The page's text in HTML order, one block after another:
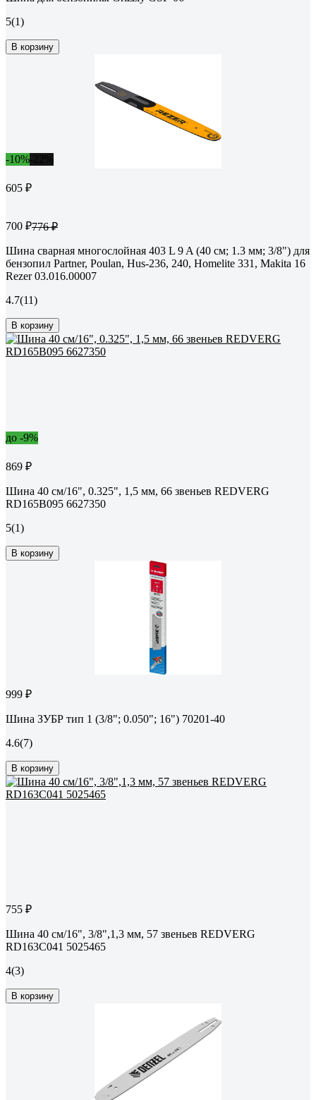
5(1)
В корзину
-10%
605 ₽
700 ₽776 ₽
Шина сварная многослойная 403 L 9 A (40 см; 1.3 мм; 3/8") для
бензопил Partner, Poulan, Hus-236, 240, Homelite 331, Makita 16
Rezer 03.016.00007
4.7(11)
В корзину
до -9%
869 ₽
Шина 40 см/16", 0.325", 1,5 мм, 66 звеньев REDVERG
RD165B095 6627350
5(1)
В корзину
999 ₽
Шина ЗУБР тип 1 (3/8"; 0.050"; 16") 70201-40
4.6(7)
В корзину
755 ₽
Шина 40 см/16", 3/8",1,3 мм, 57 звеньев REDVERG
RD163C041 5025465
4(3)
В корзину